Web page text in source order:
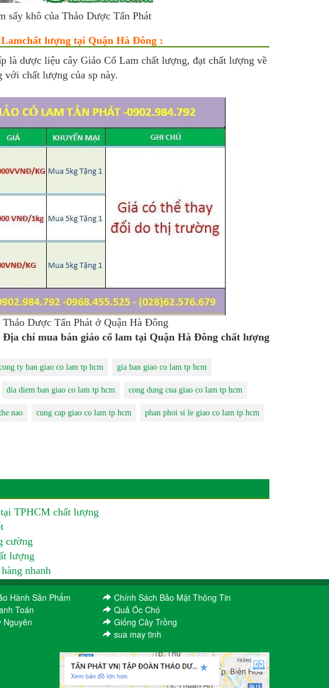
sấy khô của Thảo Dược Tấn Phát
lượng tại Quận Hà Đông:
là dược liệu cây Giảo Cổ Lam chất lượng, đạt chất lượng về
với chất lượng của sp này.
Dược Tấn Phát ở Quận Hà Đông
Địa chỉ mua bán giảo cổ lam tại Quận Hà Đông chất lượng
ty ban giao co lam tp hcm gia ban giao co lam tp hcm
dia diem ban giao co lam tp hcm cong dung cua giao co lam tp hcm
nao cung cap giao co lam tp hcm phan phoi si le giao co lam tp hcm
TPHCM chất lượng
cường
lượng
nhanh
Hành Sản Phẩm
Chính Sách Bảo Mật Thông Tin
Toán
Quả Óc Chó
Nguyên
Giống Cây Trồng
sua may tinh